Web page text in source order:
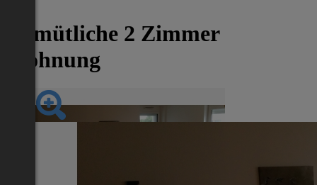
Gemütliche 2 Zimmer
Wohnung